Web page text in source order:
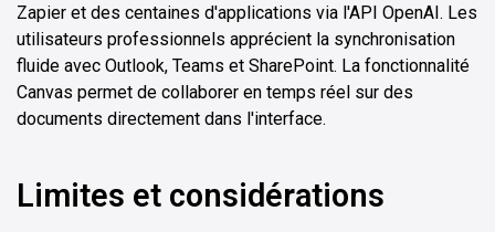
Zapier et des centaines d'applications via l'API OpenAI. Les
utilisateurs professionnels apprécient la synchronisation
fluide avec Outlook, Teams et SharePoint. La fonctionnalité
Canvas permet de collaborer en temps réel sur des
documents directement dans l'interface.
Limites et considérations